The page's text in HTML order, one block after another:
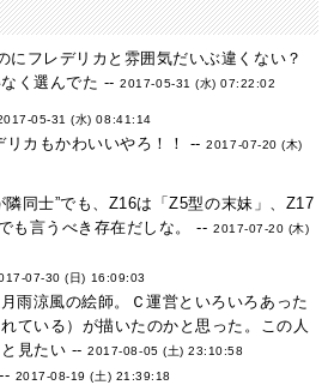
にフレデリカと雰囲気だいぶ違くない？
く選んでた --2017-05-31 (水) 07:22:02
05-31 (水) 08:41:14
リカもかわいいやろ！！ --2017-07-20 (木)
隣同士”でも、Z16は「Z5型の末妹」、Z17
も言うべき存在だしな。 --2017-07-20 (木)
07-30 (日) 16:09:03
雨涼風の絵師。Ｃ運営といろいろあった
ている）が描いたのかと思った。この人
と見たい --2017-08-05 (土) 23:10:58
2017-08-19 (土) 21:39:18